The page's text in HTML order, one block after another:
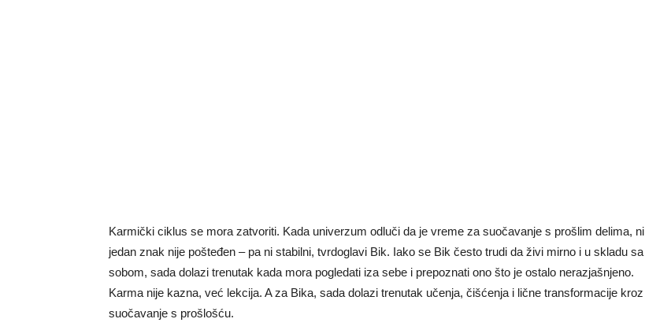
Karmički ciklus se mora zatvoriti. Kada univerzum odluči da je vreme za suočavanje s prošlim delima, ni
jedan znak nije pošteđen – pa ni stabilni, tvrdoglavi Bik. Iako se Bik često trudi da živi mirno i u skladu sa
sobom, sada dolazi trenutak kada mora pogledati iza sebe i prepoznati ono što je ostalo nerazjašnjeno.
Karma nije kazna, već lekcija. A za Bika, sada dolazi trenutak učenja, čišćenja i lične transformacije kroz
suočavanje s prošlošću.